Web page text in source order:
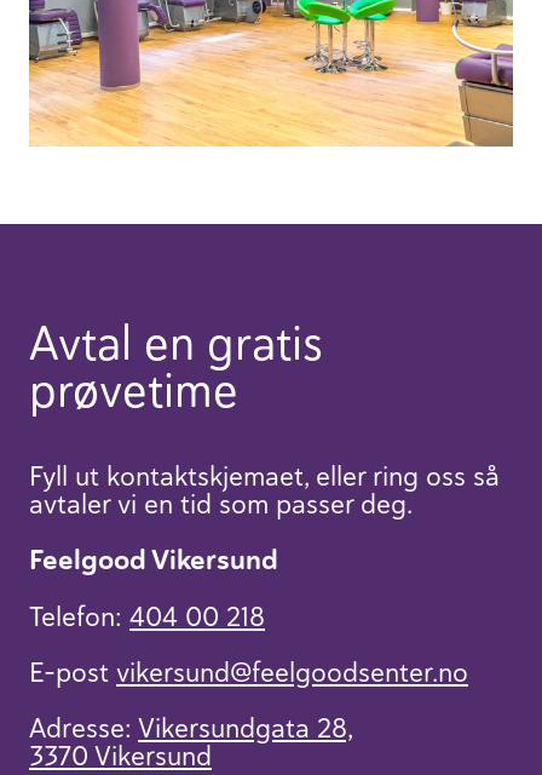
Avtal en gratis
prøvetime
Fyll ut kontaktskjemaet, eller ring oss så
avtaler vi en tid som passer deg.
Feelgood Vikersund
Telefon: 404 00 218
E-post vikersund​@feelgoodsenter.no
Adresse: Vikersundgata 28,
3370 Vikersund